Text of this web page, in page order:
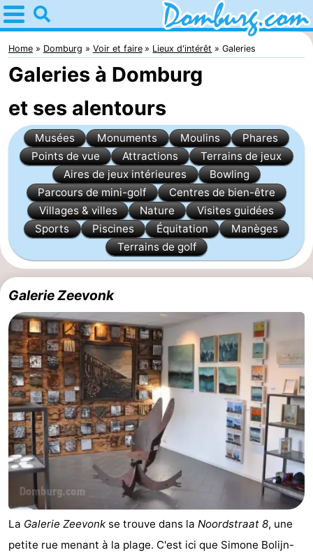
Home
Domburg
Astuces
Avec
les
Webcam
Webcam
Plage
Passer
la
nuit
Appartements
-
Park
Loverendale
-
Résidence
Wijngaerde
Campings
Chambre
d'hôtes
Chaumières
-
Buitenhof
Domburg
Hof
Domburg
-
Westhove
Hôtels
Home Domburg Voir et faire Lieux d'intérêt Galeries
Galeries à Domburg
et ses alentours
Musées Monuments Moulins
Phares
Points de vue
Attractions
Terrains de jeux
Aires de jeux intérieures
Bowling
Parcours de mini-golf
Centres de bien-être
Villages & villes
Nature
Visites guidées
Sports
Piscines Équitation
Manèges
Terrains de golf
Galerie Zeevonk
La Galerie Zeevonk se trouve dans la Noordstraat 8, une
petite rue menant à la plage. C'est ici que Simone Bolijn-